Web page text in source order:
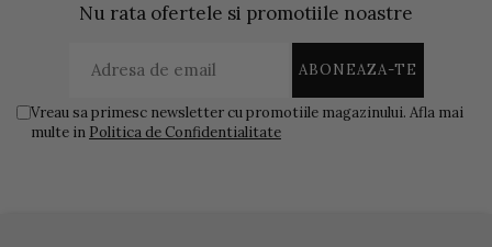
Nu rata ofertele si promotiile noastre
Vreau sa primesc newsletter cu promotiile magazinului. Afla mai
multe in Politica de Confidentialitate